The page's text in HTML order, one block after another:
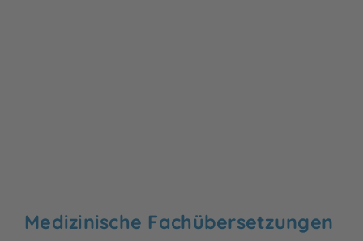
Medizinische Fachübersetzungen